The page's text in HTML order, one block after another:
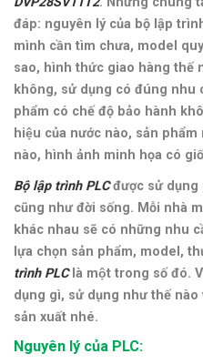
đáp: nguyên lý của bộ lập
mình cần tìm chưa, model
sao, hình thức giao hàng thế
không, sử dụng có đúng nhu
phẩm có chế độ bảo hành
hiệu của nước nào, sản
nào, hình ảnh minh họa có
Bộ lập trình PLC được sử
cũng như đời sống. Mỗi nhà
khác nhau sẽ có những nhu
lựa chọn sản phẩm, model,
trình PLClà một trong số đó.
dụng gì, sử dụng như thế
sản xuất nhé.
Nguyên lý của PLC: